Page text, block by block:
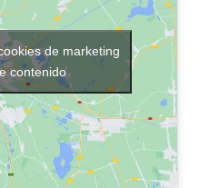
de marketing
contenido